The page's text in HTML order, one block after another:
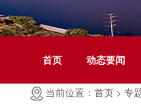
首页 动态要闻
当前位置：首页 > 专